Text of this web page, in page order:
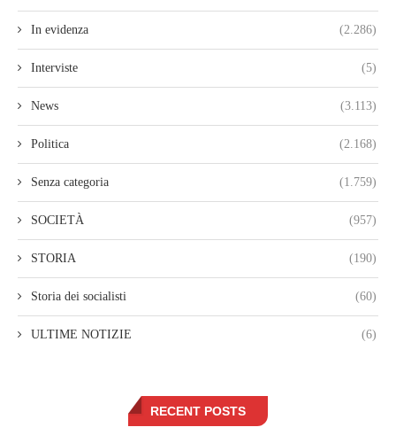
In evidenza (2.286)
Interviste (5)
News (3.113)
Politica (2.168)
Senza categoria (1.759)
SOCIETÀ (957)
STORIA (190)
Storia dei socialisti (60)
ULTIME NOTIZIE (6)
RECENT POSTS